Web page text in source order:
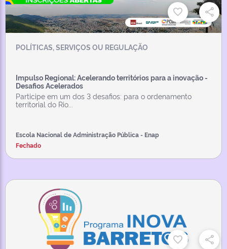
POLÍTICAS, SERVIÇOS OU REGULAÇÃO
Impulso Regional: Acelerando territórios para a inovação -
Desafios Acelerados
Participe em um dos 3 desafios: para o ordenamento
territorial do Rio...
Escola Nacional de Administração Pública - Enap
Fechado